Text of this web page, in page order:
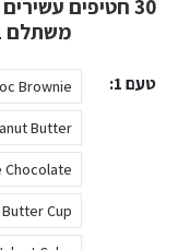
משתלם
טעם 1 Brownie
Butter
Chocolate
Cup